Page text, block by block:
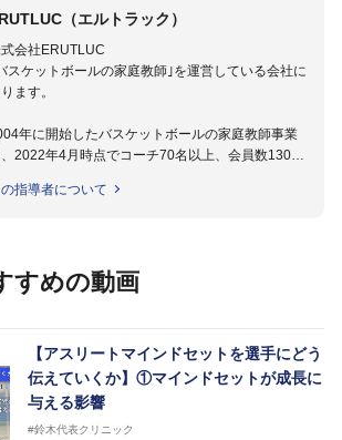
（エルトラック）
会社ERUTLUC
スケットボールの家庭教師｣を運営している会社に
ます。
年に開始したバスケットボールの家庭教師事業
2022年4月時点でコーチ70名以上、会員数1300
実績多数・各地講習会なども担当しており、「は
多くの書籍・DVDも監修しています。
年U12ナショナルキャンプヘッドコーチ
年U13ナショナルキャンプヘッドコーチ
年男子日本代表サポートコーチ
年U12ナショナルキャンプヘッドコーチ
年U13ナショナルキャンプヘッドコーチ
の指導者について
すめの動画
【アスリートマインドセットを選手にどう
伝えていくか】①マインドセットが成長に
与える影響
#鈴木代表クリニック